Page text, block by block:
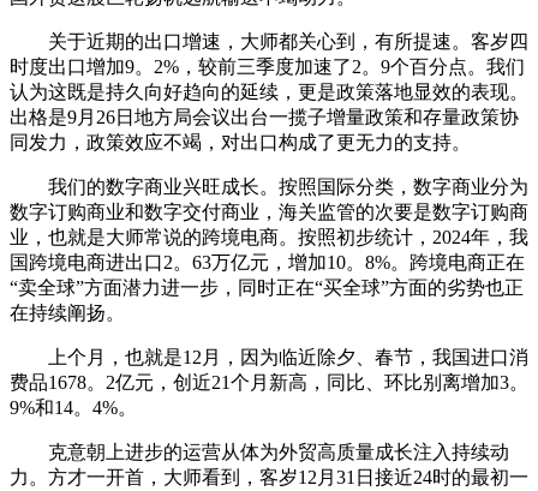
关于近期的出口增速，大师都关心到，有所提速。客岁四
时度出口增加9。2%，较前三季度加速了2。9个百分点。我们
认为这既是持久向好趋向的延续，更是政策落地显效的表现。
出格是9月26日地方局会议出台一揽子增量政策和存量政策协
同发力，政策效应不竭，对出口构成了更无力的支持。
我们的数字商业兴旺成长。按照国际分类，数字商业分为
数字订购商业和数字交付商业，海关监管的次要是数字订购商
业，也就是大师常说的跨境电商。按照初步统计，2024年，我
国跨境电商进出口2。63万亿元，增加10。8%。跨境电商正在
“卖全球”方面潜力进一步，同时正在“买全球”方面的劣势也正
在持续阐扬。
上个月，也就是12月，因为临近除夕、春节，我国进口消
费品1678。2亿元，创近21个月新高，同比、环比别离增加3。
9%和14。4%。
克意朝上进步的运营从体为外贸高质量成长注入持续动
力。方才一开首，大师看到，客岁12月31日接近24时的最初一